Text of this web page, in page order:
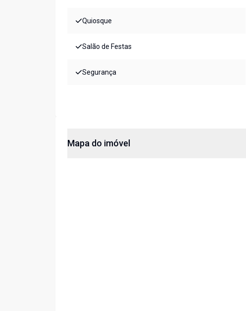
Quiosque
Salão de Festas
Segurança
Mapa do imóvel